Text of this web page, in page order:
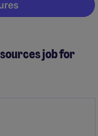
job for